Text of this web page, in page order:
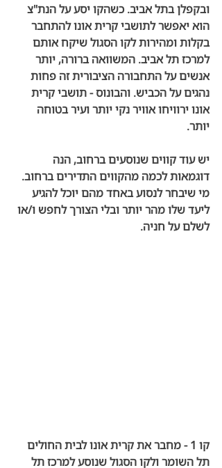
ובקפלן בתל אביב. כשהקו יסע על הנת"צ
הוא יאפשר לתושבי קרית אונו להתחבר
בקלות ומהירות לקו הסגול שיקח אותם
למרכז תל אביב. המשוואה ברורה, יותר
אנשים על התחבורה הציבורית זה פחות
נהגים על הכביש. והבונוס - תושבי קרית
אונו ירוויחו אוויר נקי יותר ועיר בטוחה
יותר.
יש עוד קווים שנוסעים ברחוב, הנה
דוגמאות לכמה מהקווים התדירים ברחוב.
מי שיבחר לנסוע באחד מהם יוכל להגיע
ליעד שלו מהר יותר ובלי הצורך לחפש ו/או
לשלם על חניה.
קו 1 -
מחבר את קרית אונו לבית החולים
תל השומר ולקו הסגול שנוסע למרכז תל